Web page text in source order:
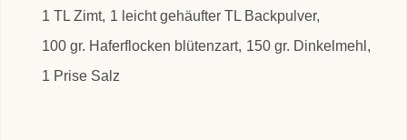
1 TL Zimt, 1 leicht gehäufter TL Backpulver,
100 gr. Haferflocken blütenzart, 150 gr. Dinkelmehl,
1 Prise Salz